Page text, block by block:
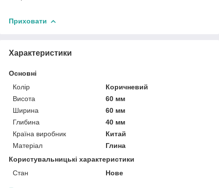
Приховати
Характеристики
Основні
Колір
Коричневий
Висота
60 мм
Ширина
60 мм
Глибина
40 мм
Країна виробник
Китай
Матеріал
Глина
Користувальницькі характеристики
Стан
Нове